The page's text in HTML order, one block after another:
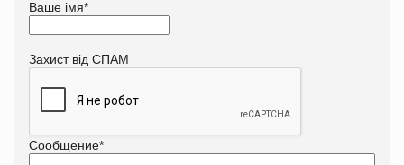
Ваше імя*
Захист від СПАМ
Сообщение*